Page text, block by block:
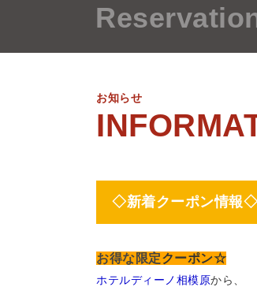
お知らせ
◇新着クーポン情報◇
お得な限定クーポン☆
ホテルディーノ相模原から、